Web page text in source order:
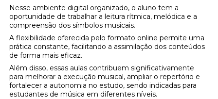
Nesse ambiente digital organizado, o aluno tem a
oportunidade de trabalhar a leitura rítmica, melódica e a
compreensão dos símbolos musicais.
A flexibilidade oferecida pelo formato online permite uma
prática constante, facilitando a assimilação dos conteúdos
de forma mais eficaz.
Além disso, essas aulas contribuem significativamente
para melhorar a execução musical, ampliar o repertório e
fortalecer a autonomia no estudo, sendo indicadas para
estudantes de música em diferentes níveis.